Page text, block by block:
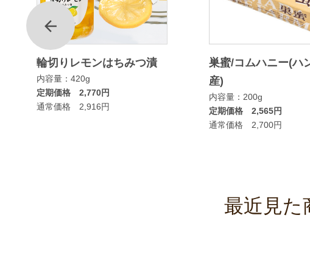
前
輪切りレモンはちみつ漬
内容量：420g
定期価格 2,770円
通常価格 2,916円
巣蜜/コムハニー(ハ
産)
内容量：200g
定期価格 2,565円
通常価格 2,700円
最近見た